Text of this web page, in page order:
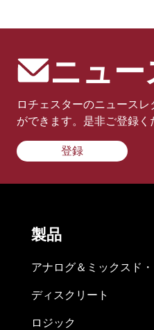
ニュ
ロチェスターのニュース
ができます。是非ご登録く
登録
製品
アナログ＆ミックスド
ディスクリート
ロジック